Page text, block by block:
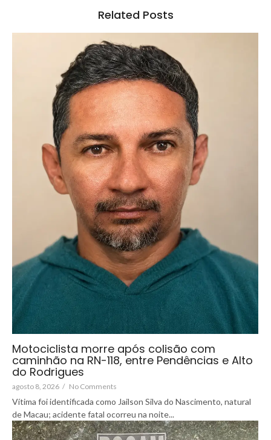
Related Posts
Motociclista morre após colisão com
caminhão na RN-118, entre Pendências e Alto
do Rodrigues
agosto 8, 2026 / No Comments
Vítima foi identificada como Jailson Silva do Nascimento, natural
de Macau; acidente fatal ocorreu na noite...